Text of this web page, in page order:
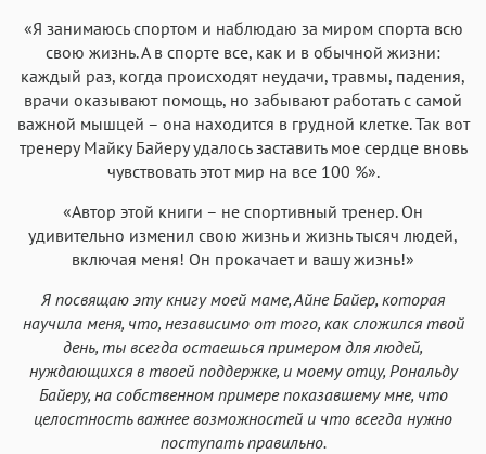
«Я занимаюсь спортом и наблюдаю за миром спорта всю
свою жизнь. А в спорте все, как и в обычной жизни:
каждый раз, когда происходят неудачи, травмы, падения,
врачи оказывают помощь, но забывают работать с самой
важной мышцей – она находится в грудной клетке. Так вот
тренеру Майку Байеру удалось заставить мое сердце вновь
чувствовать этот мир на все 100 %».
«Автор этой книги – не спортивный тренер. Он
удивительно изменил свою жизнь и жизнь тысяч людей,
включая меня! Он прокачает и вашу жизнь!»
Я посвящаю эту книгу моей маме, Айне Байер, которая
научила меня, что, независимо от того, как сложился твой
день, ты всегда остаешься примером для людей,
нуждающихся в твоей поддержке, и моему отцу, Рональду
Байеру, на собственном примере показавшему мне, что
целостность важнее возможностей и что всегда нужно
поступать правильно.